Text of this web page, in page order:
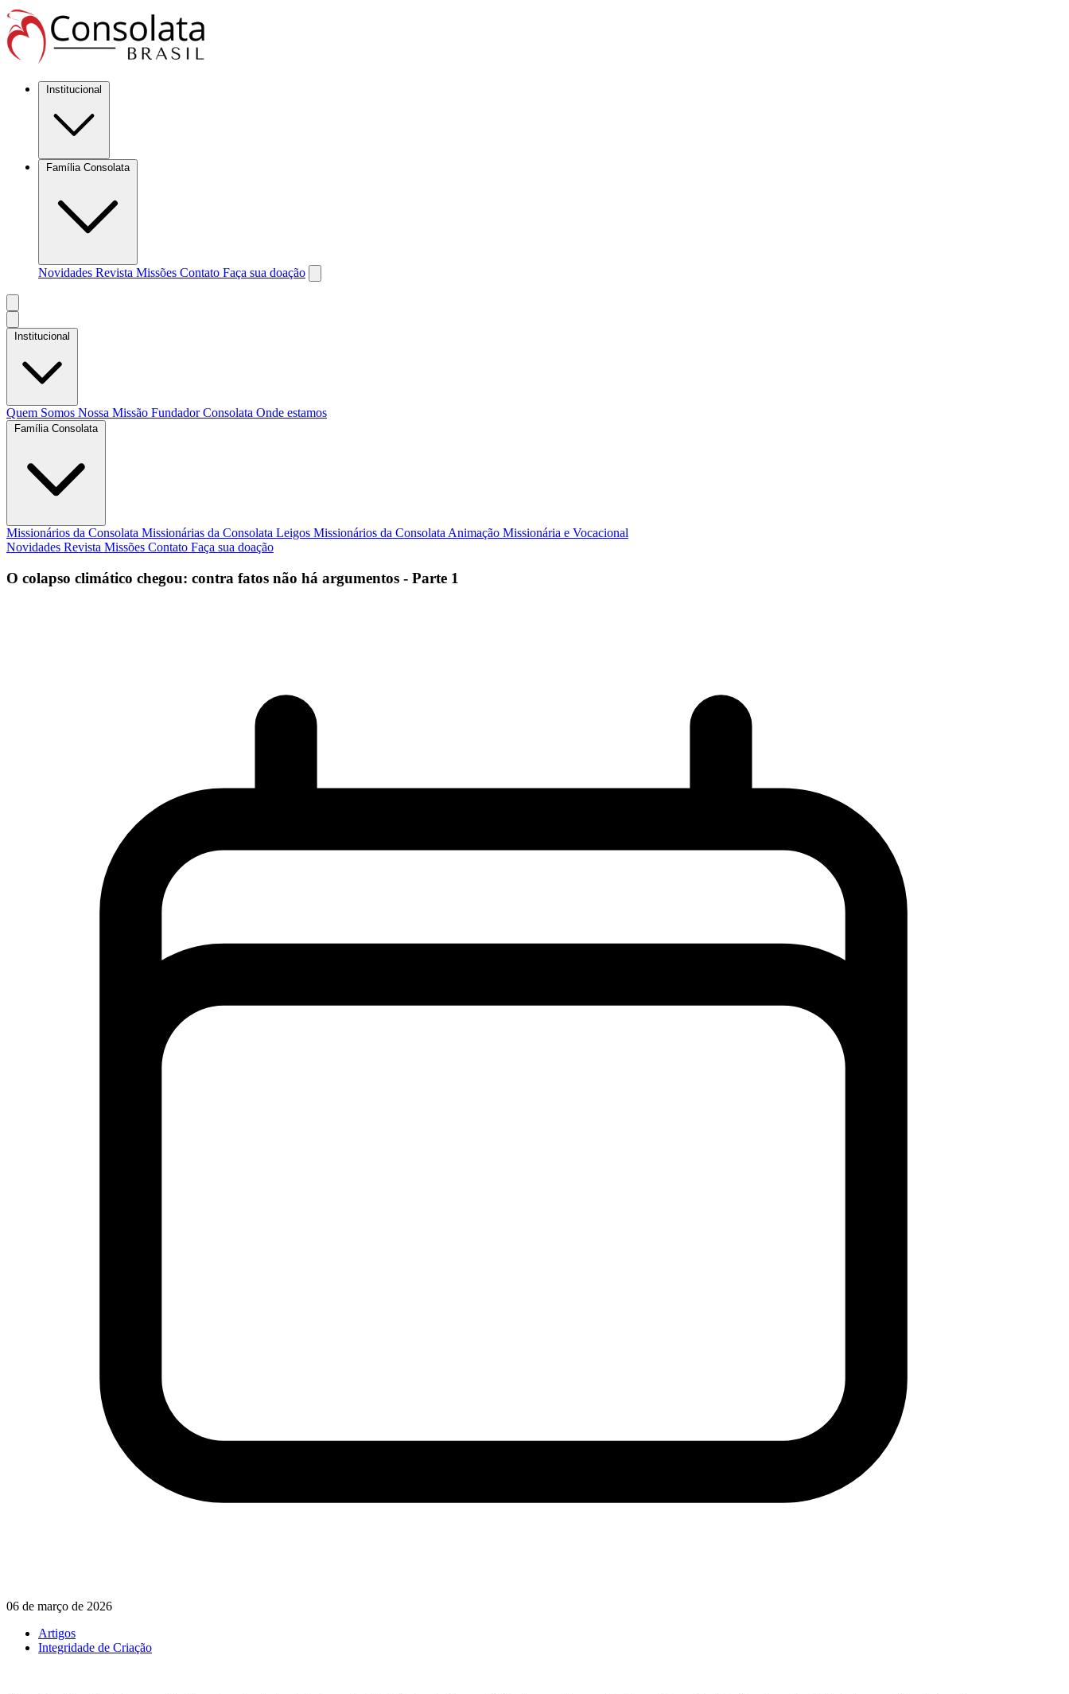
Institucional
Família Consolata
Novidades Revista Missões Contato Faça sua doação
Institucional
Quem Somos Nossa Missão FundadorConsolata Onde estamos
Família Consolata
Missionários da Consolata Missionárias da Consolata Leigos Missionários da Consolata Animação Missionária e Vocacional
Novidades Revista Missões Contato Faça sua doação
O colapso climático chegou: contra fatos não há argumentos - Parte 1
06 de março de 2026
Artigos
Integridade de Criação